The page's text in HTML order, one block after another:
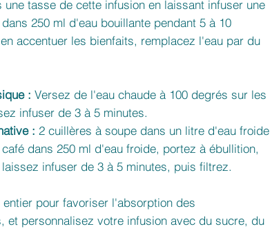
une tasse de cette infusion en laissant infuser une
250 ml d'eau bouillante pendant 5 à 10
accentuer les bienfaits, remplacez l'eau par du
: Versez de l'eau chaude à 100 degrés sur les
infuser de 3 à 5 minutes.
: 2 cuillères à soupe dans un litre d'eau froide
dans 250 ml d'eau froide, portez à ébullition,
infuser de 3 à 5 minutes, puis filtrez.
pour favoriser l'absorption des
et personnalisez votre infusion avec du sucre, du